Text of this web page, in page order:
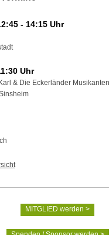
- 14:15 Uhr
Uhr
& Die Eckerländer
MITGLIED werden >